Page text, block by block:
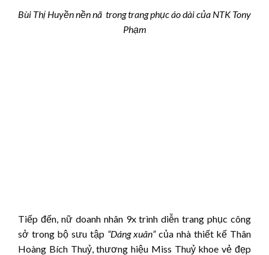
Bùi Thị Huyền nền nã trong trang phục áo dài của NTK Tony
Phạm
Tiếp đến, nữ doanh nhân 9x trình diễn trang phục công
sở trong bộ sưu tập “Dáng xuân”của nhà thiết kế Thân
Hoàng Bích Thuỷ, thương hiệu Miss Thuỷ khoe vẻ đẹp